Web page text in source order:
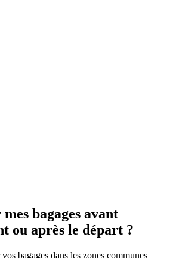
bagages avant
ou après le départ ?
bagages dans les zones communes